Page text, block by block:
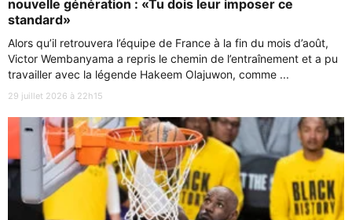
nouvelle génération : «Tu dois leur imposer ce
standard»
Alors qu’il retrouvera l’équipe de France à la fin du mois d’août,
Victor Wembanyama a repris le chemin de l’entraînement et a pu
travailler avec la légende Hakeem Olajuwon, comme ...
29 juillet 2026 à 22h15